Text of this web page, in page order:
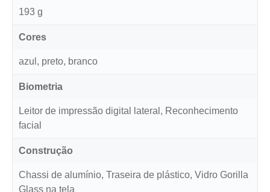
193 g
Cores
azul, preto, branco
Biometria
Leitor de impressão digital lateral, Reconhecimento
facial
Construção
Chassi de alumínio, Traseira de plástico, Vidro Gorilla
Glass na tela